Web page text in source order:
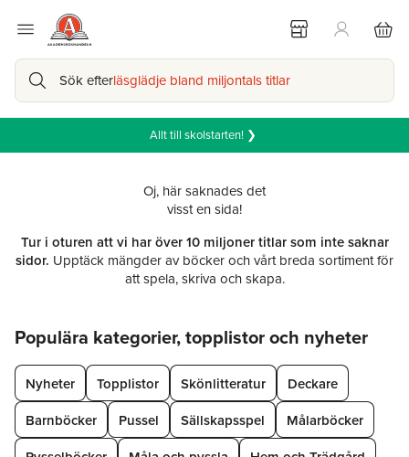
Sök efterläsglädje bland miljontals titlar
Allt till skolstarten! ❯
Oj, här saknades det
visst en sida!
Tur i oturen att vi har över 10 miljoner titlar som inte saknar
sidor. Upptäck mängder av böcker och vårt breda sortiment för
att spela, skriva och skapa.
Populära kategorier, topplistor och nyheter
Nyheter Topplistor Skönlitteratur
Deckare
Barnböcker
Pussel Sällskapsspel
Målarböcker